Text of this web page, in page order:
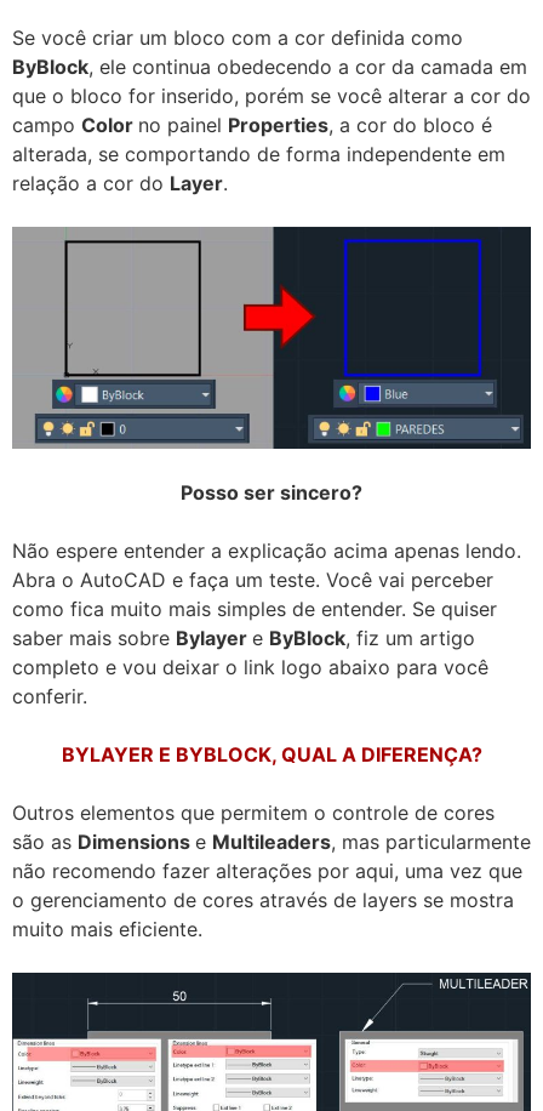
Se você criar um bloco com a cor definida como
ByBlock, ele continua obedecendo a cor da camada em
que o bloco for inserido, porém se você alterar a cor do
campo Color no painel Properties, a cor do bloco é
alterada, se comportando de forma independente em
relação a cor do Layer.
Posso ser sincero?
Não espere entender a explicação acima apenas lendo.
Abra o AutoCAD e faça um teste. Você vai perceber
como fica muito mais simples de entender. Se quiser
saber mais sobre Bylayer e ByBlock, fiz um artigo
completo e vou deixar o link logo abaixo para você
conferir.
BYLAYER E BYBLOCK, QUAL A DIFERENÇA?
Outros elementos que permitem o controle de cores
são as Dimensions e Multileaders, mas particularmente
não recomendo fazer alterações por aqui, uma vez que
o gerenciamento de cores através de layers se mostra
muito mais eficiente.